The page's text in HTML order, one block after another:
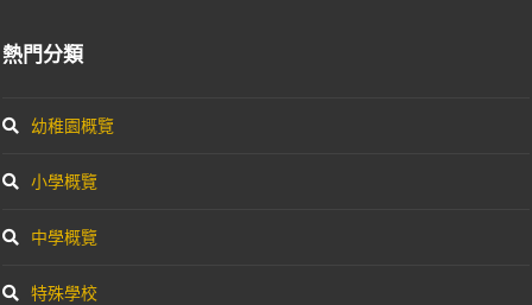
熱門分類
幼稚園概覽
小學概覽
中學概覽
特殊學校